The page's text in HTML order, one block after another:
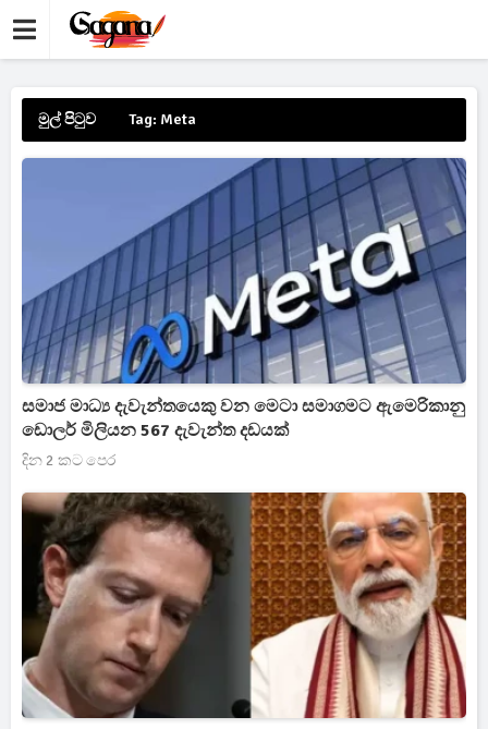
මුල් පිටුව Tag: Meta
සමාජ මාධ්‍ය දැවැන්තයෙකු වන මෙටා සමාගමට ඇමෙරිකානු
ඩොලර් මිලියන 567 දැවැන්ත දඩයක්
දින 2 කට පෙර